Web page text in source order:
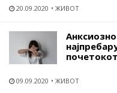
20.09.2020 ЖИВОТ
09.09.2020 ЖИВОТ